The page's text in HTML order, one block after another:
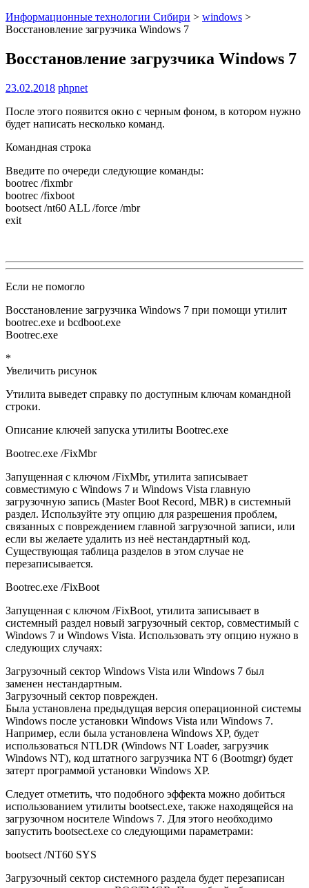
Информационные технологии Сибири > windows >
Восстановление загрузчика Windows 7
Восстановление загрузчика Windows 7
23.02.2018 phpnet
После этого появится окно с черным фоном, в котором нужно
будет написать несколько команд.
Командная строка
Введите по очереди следующие команды:
bootrec /fixmbr
bootrec /fixboot
bootsect /nt60 ALL /force /mbr
exit
Если не помогло
Восстановление загрузчика Windows 7 при помощи утилит
bootrec.exe и bcdboot.exe
Bootrec.exe
*
Увеличить рисунок
Утилита выведет справку по доступным ключам командной
строки.
Описание ключей запуска утилиты Bootrec.exe
Bootrec.exe /FixMbr
Запущенная с ключом /FixMbr, утилита записывает
совместимую с Windows 7 и Windows Vista главную
загрузочную запись (Master Boot Record, MBR) в системный
раздел. Используйте эту опцию для разрешения проблем,
связанных с повреждением главной загрузочной записи, или
если вы желаете удалить из неё нестандартный код.
Существующая таблица разделов в этом случае не
перезаписывается.
Bootrec.exe /FixBoot
Запущенная с ключом /FixBoot, утилита записывает в
системный раздел новый загрузочный сектор, совместимый с
Windows 7 и Windows Vista. Использовать эту опцию нужно в
следующих случаях:
Загрузочный сектор Windows Vista или Windows 7 был
заменен нестандартным.
Загрузочный сектор поврежден.
Была установлена предыдущая версия операционной системы
Windows после установки Windows Vista или Windows 7.
Например, если была установлена Windows XP, будет
использоваться NTLDR (Windows NT Loader, загрузчик
Windows NT), код штатного загрузчика NT 6 (Bootmgr) будет
затерт программой установки Windows XP.
Следует отметить, что подобного эффекта можно добиться
использованием утилиты bootsect.exe, также находящейся на
загрузочном носителе Windows 7. Для этого необходимо
запустить bootsect.exe со следующими параметрами:
bootsect /NT60 SYS
Загрузочный сектор системного раздела будет перезаписан